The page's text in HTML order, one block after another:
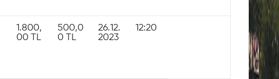
1.800,
00 TL
500,0
0 TL
26.12.
2023
12:20